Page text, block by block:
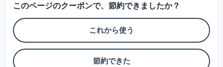
このページのクーポンで、節約できましたか？
これから使う
節約できた